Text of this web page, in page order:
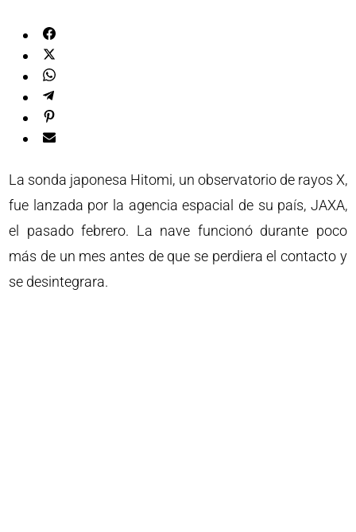
La sonda japonesa Hitomi, un observatorio de rayos X,
fue lanzada por la agencia espacial de su país, JAXA,
el pasado febrero. La nave funcionó durante poco
más de un mes antes de que se perdiera el contacto y
se desintegrara.